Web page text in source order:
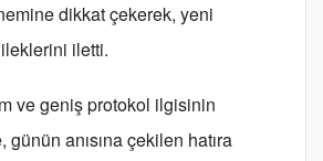
dikkat çekerek, yeni
iletti.
geniş protokol ilgisinin
anısına çekilen hatıra